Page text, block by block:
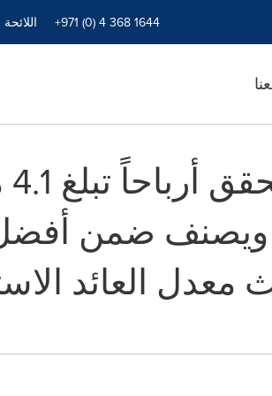
+971 (0) 4 368 1644
العائد